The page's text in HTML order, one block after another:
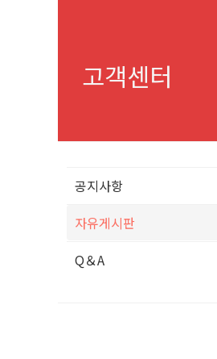
고객센터
공지사항
자유게시판
Q＆A